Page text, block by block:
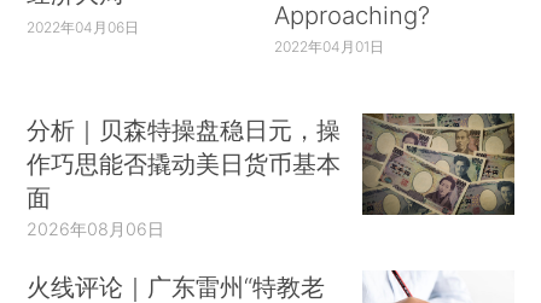
2022年04月06日
Approaching?
2022年04月01日
分析｜贝森特操盘稳日元，操
作巧思能否撬动美日货币基本
面
2026年08月06日
火线评论｜广东雷州“特教老